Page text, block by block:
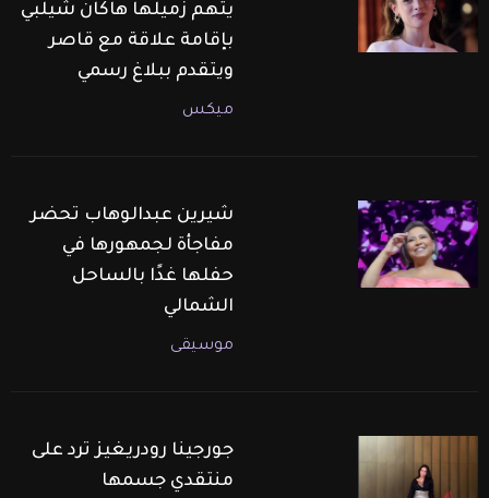
يتهم زميلها هاكان شيلبي
بإقامة علاقة مع قاصر
ويتقدم ببلاغ رسمي
ميكس
شيرين عبدالوهاب تحضر
مفاجأة لجمهورها في
حفلها غدًا بالساحل
الشمالي
موسيقى
جورجينا رودريغيز ترد على
منتقدي جسمها